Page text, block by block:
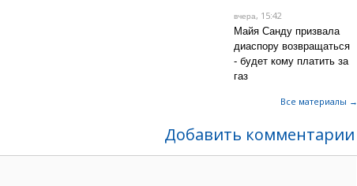
вчера, 15:42
Майя Санду призвала
диаспору возвращаться
- будет кому платить за
газ
Все материалы →
Добавить комментарии